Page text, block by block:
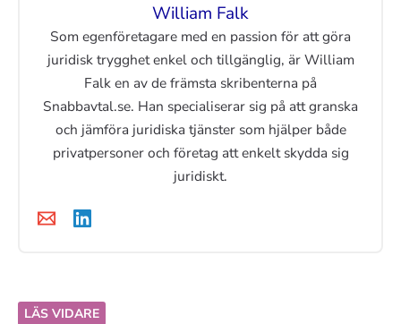
William Falk
Som egenföretagare med en passion för att göra
juridisk trygghet enkel och tillgänglig, är William
Falk en av de främsta skribenterna på
Snabbavtal.se. Han specialiserar sig på att granska
och jämföra juridiska tjänster som hjälper både
privatpersoner och företag att enkelt skydda sig
juridiskt.
LÄS VIDARE